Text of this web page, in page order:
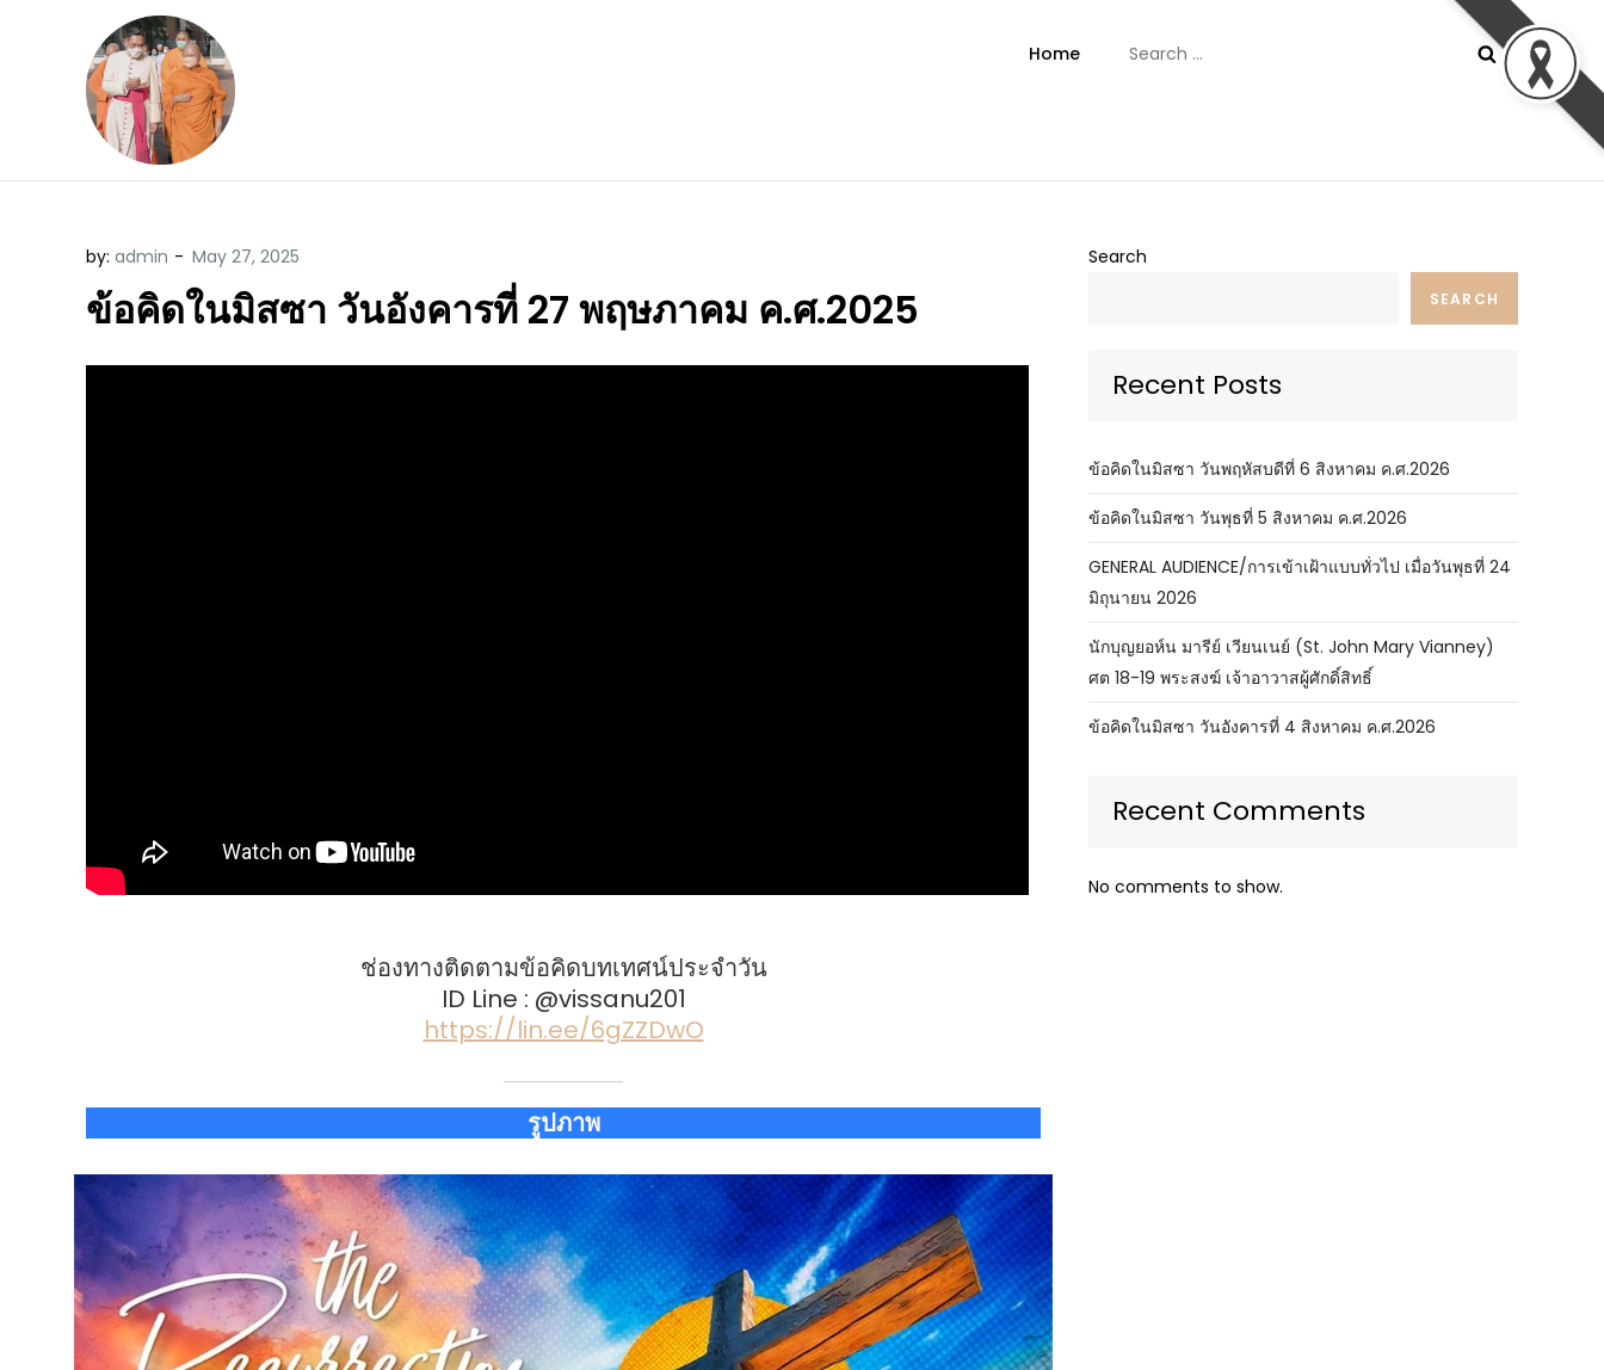
Home
for:
by: admin
ข้อคิดในมิสซา วันอังคารที่ 27 พฤษภาคม ค.ศ.2025
ช่องทางติดตามข้อคิดบทเทศน์ประจำวัน
ID Line : @vissanu201
https://lin.ee/6gZZDwO
รูปภาพ
Search
SEARCH
Recent Posts
ข้อคิดในมิสซา วันพฤหัสบดีที่ 6 สิงหาคม ค.ศ.2026
ข้อคิดในมิสซา วันพุธที่ 5 สิงหาคม ค.ศ.2026
GENERAL AUDIENCE/การเข้าเฝ้าแบบทั่วไป เมื่อวันพุธที่ 24
มิถุนายน 2026
นักบุญยอห์น มารีย์ เวียนเนย์ (St. John Mary Vianney)
ศต 18-19 พระสงฆ์ เจ้าอาวาสผู้ศักดิ์สิทธิ์
ข้อคิดในมิสซา วันอังคารที่ 4 สิงหาคม ค.ศ.2026
Recent Comments
No comments to show.